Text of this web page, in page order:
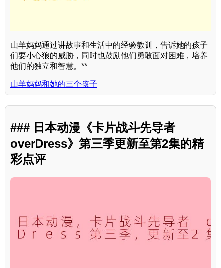
山羊妈妈通过讲故事和生活中的经验教训，告诉她的孩子
们要小心狼的威胁，同时也鼓励他们勇敢面对困难，培养
他们的独立和智慧。**
山羊妈妈和她的三个孩子
### 日本动漫《卡片战斗先导者
overDress》第三季更新至第2集的精
彩点评